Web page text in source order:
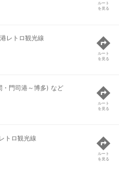
ルート
を見る
レトロ観光線
ルート
を見る
・門司港～博多) など
ルート
を見る
トロ観光線
ルート
を見る